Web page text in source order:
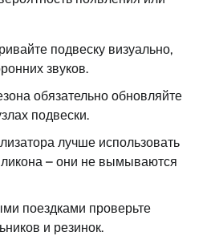
подвеску визуально,
звуков.
обязательно обновляйте
подвески.
лучше использовать
– они не вымываются
поездками проверьте
и резинок.